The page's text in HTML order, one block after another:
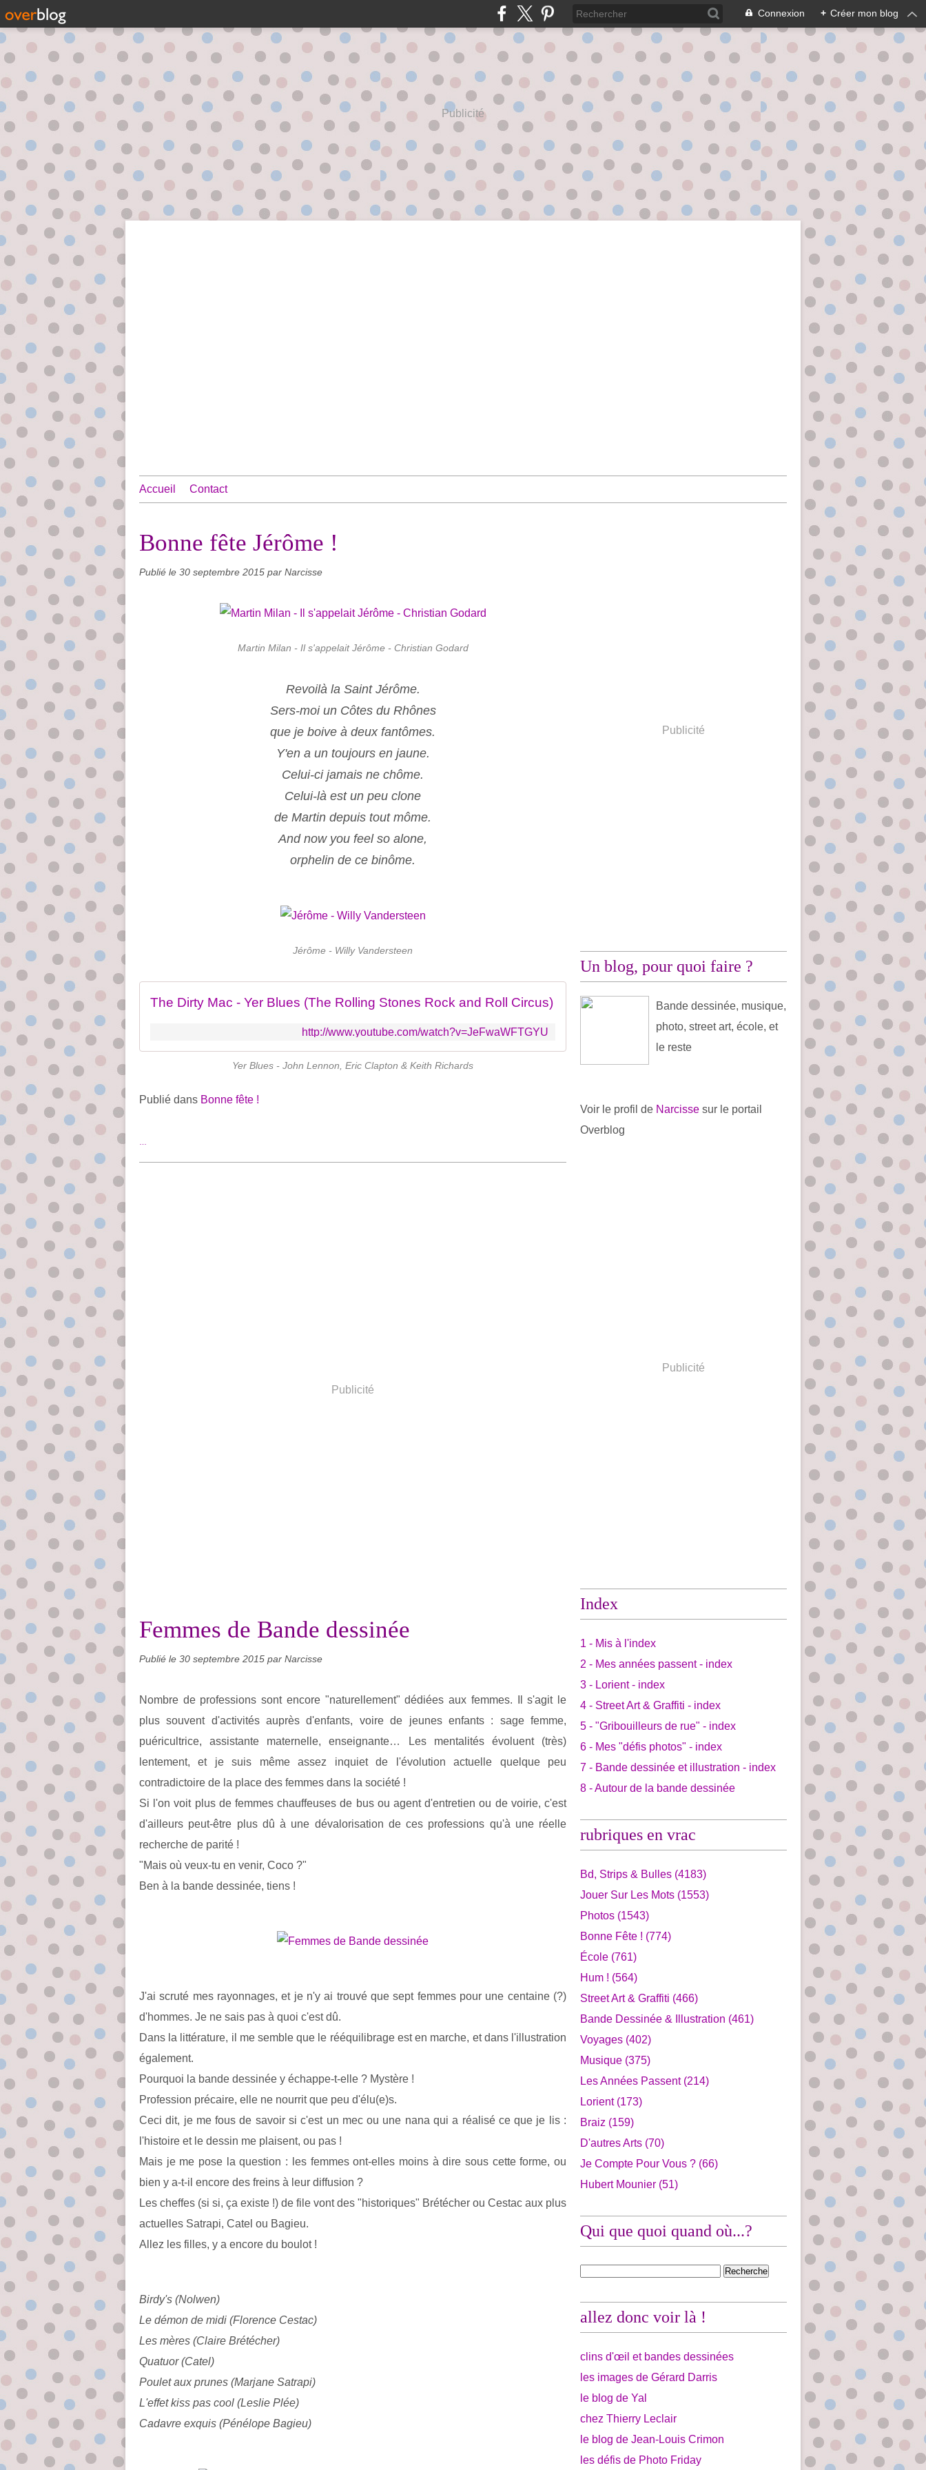
Connexion + Créer mon blog
Publicité
Accueil Contact
Bonne fête Jérôme !
Publié le 30 septembre 2015 par Narcisse
Martin Milan - Il s'appelait Jérôme - Christian Godard
Revoilà la Saint Jérôme.
Sers-moi un Côtes du Rhônes
que je boive à deux fantômes.
Y'en a un toujours en jaune.
Celui-ci jamais ne chôme.
Celui-là est un peu clone
de Martin depuis tout môme.
And now you feel so alone,
orphelin de ce binôme.
Jérôme - Willy Vandersteen
The Dirty Mac - Yer Blues (The Rolling Stones Rock and Roll Circus)
http://www.youtube.com/watch?v=JeFwaWFTGYU
Yer Blues - John Lennon, Eric Clapton & Keith Richards
Publié dans Bonne fête !
Publicité
Femmes de Bande dessinée
Publié le 30 septembre 2015 par Narcisse
Nombre de professions sont encore "naturellement" dédiées aux femmes. Il s'agit le
plus souvent d'activités auprès d'enfants, voire de jeunes enfants : sage femme,
puéricultrice, assistante maternelle, enseignante… Les mentalités évoluent (très)
lentement, et je suis même assez inquiet de l'évolution actuelle quelque peu
contradictoire de la place des femmes dans la société !
Si l'on voit plus de femmes chauffeuses de bus ou agent d'entretien ou de voirie, c'est
d'ailleurs peut-être plus dû à une dévalorisation de ces professions qu'à une réelle
recherche de parité !
"Mais où veux-tu en venir, Coco ?"
Ben à la bande dessinée, tiens !
J'ai scruté mes rayonnages, et je n'y ai trouvé que sept femmes pour une centaine (?)
d'hommes. Je ne sais pas à quoi c'est dû.
Dans la littérature, il me semble que le rééquilibrage est en marche, et dans l'illustration
également.
Pourquoi la bande dessinée y échappe-t-elle ? Mystère !
Profession précaire, elle ne nourrit que peu d'élu(e)s.
Ceci dit, je me fous de savoir si c'est un mec ou une nana qui a réalisé ce que je lis :
l'histoire et le dessin me plaisent, ou pas !
Mais je me pose la question : les femmes ont-elles moins à dire sous cette forme, ou
bien y a-t-il encore des freins à leur diffusion ?
Les cheffes (si si, ça existe !) de file vont des "historiques" Brétécher ou Cestac aux plus
actuelles Satrapi, Catel ou Bagieu.
Allez les filles, y a encore du boulot !
Birdy's (Nolwen)
Le démon de midi (Florence Cestac)
Les mères (Claire Brétécher)
Quatuor (Catel)
Poulet aux prunes (Marjane Satrapi)
L'effet kiss pas cool (Leslie Plée)
Cadavre exquis (Pénélope Bagieu)
Publicité
Un blog, pour quoi faire ?
Bande dessinée, musique,
photo, street art, école, et
le reste
Voir le profil de Narcisse sur le portail
Overblog
Publicité
Index
1 - Mis à l'index
2 - Mes années passent - index
3 - Lorient - index
4 - Street Art & Graffiti - index
5 - "Gribouilleurs de rue" - index
6 - Mes "défis photos" - index
7 - Bande dessinée et illustration - index
8 - Autour de la bande dessinée
rubriques en vrac
Bd, Strips & Bulles (4183)
Jouer Sur Les Mots (1553)
Photos (1543)
Bonne Fête ! (774)
École (761)
Hum ! (564)
Street Art & Graffiti (466)
Bande Dessinée & Illustration (461)
Voyages (402)
Musique (375)
Les Années Passent(214)
Lorient(173)
Braiz (159)
D'autres Arts (70)
Je Compte Pour Vous ? (66)
Hubert Mounier (51)
Qui que quoi quand où...?
allez donc voir là !
clins d'œil et bandes dessinées
les images de Gérard Darris
le blog de Yal
chez Thierry Leclair
le blog de Jean-Louis Crimon
les défis de Photo Friday